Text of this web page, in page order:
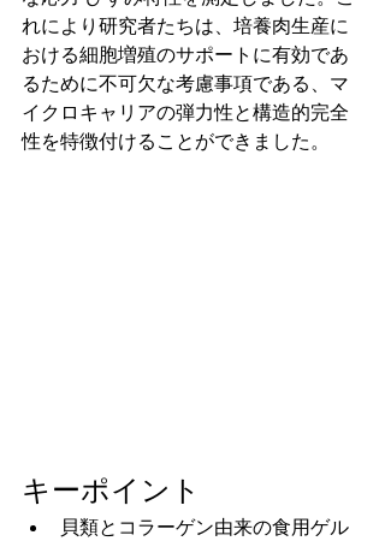
れにより研究者たちは、培養肉生産に
おける細胞増殖のサポートに有効であ
るために不可欠な考慮事項である、マ
イクロキャリアの弾力性と構造的完全
性を特徴付けることができました。
キーポイント
貝類とコラーゲン由来の食用ゲル